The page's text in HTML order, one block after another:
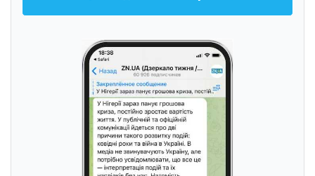
Следить в Телеграмме